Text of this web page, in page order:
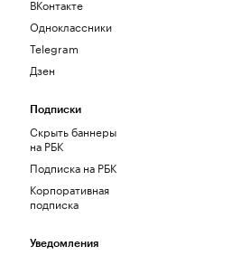
ВКонтакте
Одноклассники
Telegram
Дзен
Подписки
Скрыть баннеры
на РБК
Подписка на РБК
Корпоративная
подписка
Уведомления